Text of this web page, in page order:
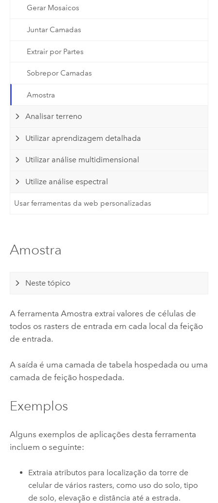
Gerar Mosaicos
Juntar Camadas
Extrair por Partes
Sobrepor Camadas
Amostra
Analisar terreno
Utilizar aprendizagem detalhada
Utilizar análise multidimensional
Utilize análise espectral
Usar ferramentas da web personalizadas
Amostra
Neste tópico
A ferramenta Amostra extrai valores de células de
todos os rasters de entrada em cada local da feição
de entrada.
A saída é uma camada de tabela hospedada ou uma
camada de feição hospedada.
Exemplos
Alguns exemplos de aplicações desta ferramenta
incluem o seguinte:
Extraia atributos para localização da torre de
celular de vários rasters, como uso do solo, tipo
de solo, elevação e distância até a estrada.